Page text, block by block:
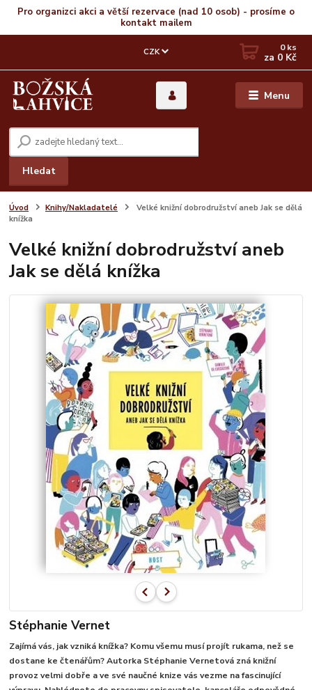
Pro organizci akci a větší rezervace (nad 10 osob) - prosíme o
kontakt mailem
Menu
CZK
Hledat
0ks
za 0 Kč
Úvod Knihy/Nakladatelé
Velké knižní dobrodružství aneb Jak se dělá
knížka
Velké knižní dobrodružství aneb
Jak se dělá knížka
Stéphanie Vernet
Zajímá vás, jak vzniká knížka? Komu všemu musí projít rukama, než se
dostane ke čtenářům? Autorka Stéphanie Vernetová zná knižní
provoz velmi dobře a ve své naučné knize vás vezme na fascinující